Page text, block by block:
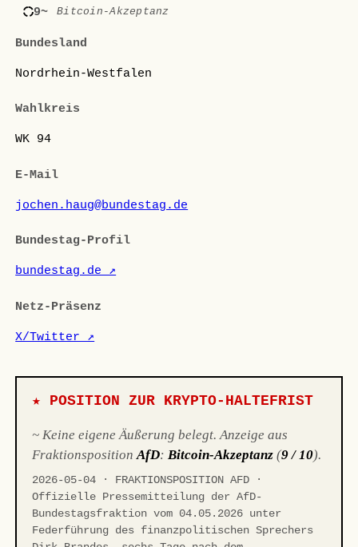
9~ Bitcoin-Akzeptanz
Bundesland
Nordrhein-Westfalen
Wahlkreis
WK 94
E-Mail
jochen.haug@bundestag.de
Bundestag-Profil
bundestag.de ↗
Netz-Präsenz
X/Twitter ↗
★ POSITION ZUR KRYPTO-HALTEFRIST
~ Keine eigene Äußerung belegt. Anzeige aus
FraktionspositionAfD: Bitcoin-Akzeptanz (9 / 10).
2026-05-04 · FRAKTIONSPOSITION AFD ·
Offizielle Pressemitteilung der AfD-
Bundestagsfraktion vom 04.05.2026 unter
Federführung des finanzpolitischen Sprechers